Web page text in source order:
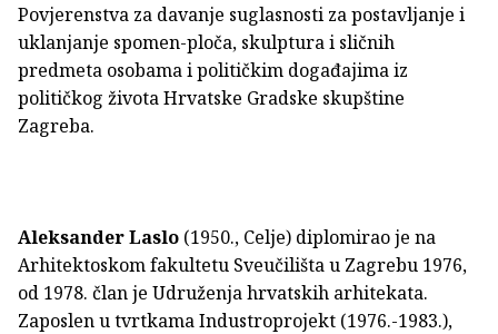
Povjerenstva za davanje suglasnosti za postavljanje i
uklanjanje spomen-ploča, skulptura i sličnih
predmeta osobama i političkim događajima iz
političkog života Hrvatske Gradske skupštine
Zagreba.
Aleksander Laslo (1950., Celje) diplomirao je na
Arhitektoskom fakultetu Sveučilišta u Zagrebu 1976,
od 1978. član je Udruženja hrvatskih arhitekata.
Zaposlen u tvrtkama Industroprojekt (1976.-1983.),